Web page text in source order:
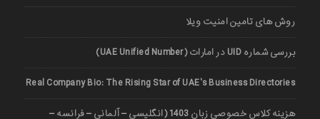
روش های تامین امنیت ویلا
بررسی شماره UID در امارات (UAE Unified Number)
Real Company Bio: The Rising Star of UAE’s Business Directories
هزینه کلاس خصوصی زبان 1403 (انگلیسی – آلمانی – فرانسه –